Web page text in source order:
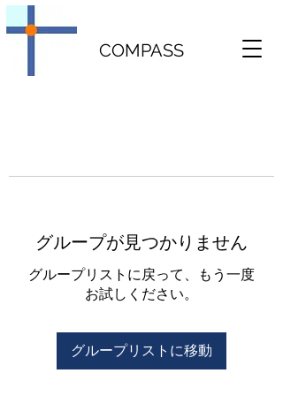
COMPASS
グループが見つかりません
グループリストに戻って、もう一度
お試しください。
グループリストに移動